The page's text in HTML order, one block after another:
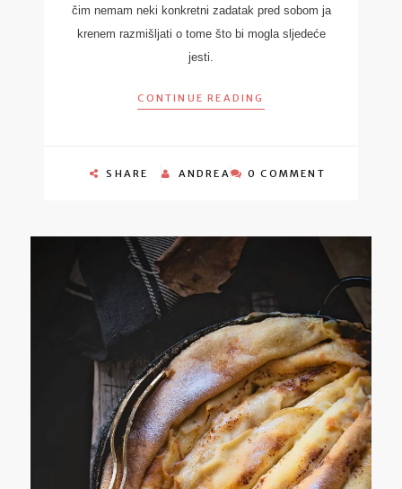
čim nemam neki konkretni zadatak pred sobom ja
krenem razmišljati o tome što bi mogla sljedeće
jesti.
CONTINUE READING
SHARE ANDREA 0 COMMENT